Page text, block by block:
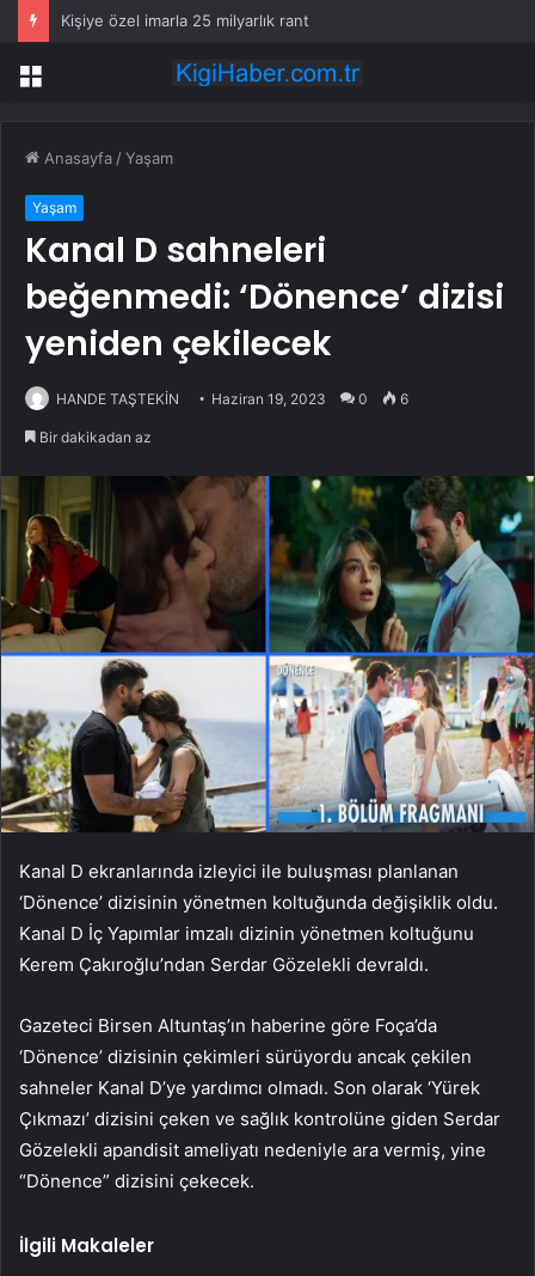
Kişiye özel imarla 25 milyarlık rant
Menü
Anasayfa /Yaşam
Yaşam
Kanal D sahneleri
beğenmedi: ‘Dönence’ dizisi
yeniden çekilecek
HANDE TAŞTEKİN Haziran 19, 2023 0 6
Bir dakikadan az
Kanal D ekranlarında izleyici ile buluşması planlanan
‘Dönence’ dizisinin yönetmen koltuğunda değişiklik oldu.
Kanal D İç Yapımlar imzalı dizinin yönetmen koltuğunu
Kerem Çakıroğlu’ndan Serdar Gözelekli devraldı.
Gazeteci Birsen Altuntaş’ın haberine göre Foça’da
‘Dönence’ dizisinin çekimleri sürüyordu ancak çekilen
sahneler Kanal D’ye yardımcı olmadı. Son olarak ‘Yürek
Çıkmazı’ dizisini çeken ve sağlık kontrolüne giden Serdar
Gözelekli apandisit ameliyatı nedeniyle ara vermiş, yine
“Dönence” dizisini çekecek.
İlgili Makaleler